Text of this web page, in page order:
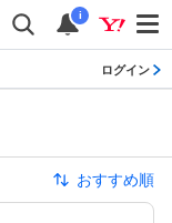
i
ログイン
おすすめ順